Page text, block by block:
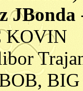
JBonda
KOVIN